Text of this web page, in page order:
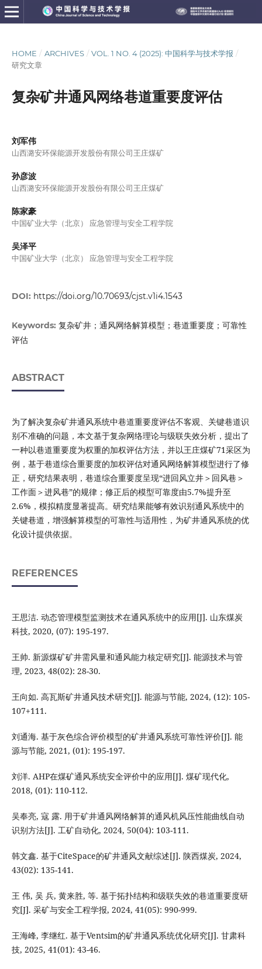
HOME / ARCHIVES / VOL. 1 NO. 4 (2025): 中国科学与技术学报 /
研究文章
复杂矿井通风网络巷道重要度评估
刘军伟
山西潞安环保能源开发股份有限公司王庄煤矿
孙彦波
山西潞安环保能源开发股份有限公司王庄煤矿
陈家豪
中国矿业大学（北京） 应急管理与安全工程学院
吴泽平
中国矿业大学（北京） 应急管理与安全工程学院
DOI: https://doi.org/10.70693/cjst.v1i4.1543
Keywords: 复杂矿井；通风网络解算模型；巷道重要度；可靠性
评估
ABSTRACT
为了解决复杂矿井通风系统中巷道重要度评估不客观、关键巷道识
别不准确的问题，本文基于复杂网络理论与级联失效分析，提出了
一种以巷道重要度为权重的加权评估方法，并以王庄煤矿71采区为
例，基于巷道综合重要度的加权评估对通风网络解算模型进行了修
正，研究结果表明，巷道综合重要度呈现“进回风立井＞回风巷＞
工作面＞进风巷”的规律；修正后的模型可靠度由5.7%提升至
2.6%，模拟精度显著提高。研究结果能够有效识别通风系统中的
关键巷道，增强解算模型的可靠性与适用性，为矿井通风系统的优
化设计提供依据。
REFERENCES
王思洁. 动态管理模型监测技术在通风系统中的应用[J]. 山东煤炭
科技, 2020, (07): 195-197.
王帅. 新源煤矿矿井需风量和通风能力核定研究[J]. 能源技术与管
理, 2023, 48(02): 28-30.
王向如. 高瓦斯矿井通风技术研究[J]. 能源与节能, 2024, (12): 105-
107+111.
刘通海. 基于灰色综合评价模型的矿井通风系统可靠性评价[J]. 能
源与节能, 2021, (01): 195-197.
刘洋. AHP在煤矿通风系统安全评价中的应用[J]. 煤矿现代化,
2018, (01): 110-112.
吴奉亮, 寇 露. 用于矿井通风网络解算的通风机风压性能曲线自动
识别方法[J]. 工矿自动化, 2024, 50(04): 103-111.
韩文鑫. 基于CiteSpace的矿井通风文献综述[J]. 陕西煤炭, 2024,
43(02): 135-141.
王 伟, 吴 兵, 黄来胜, 等. 基于拓扑结构和级联失效的巷道重要度研
究[J]. 采矿与安全工程学报, 2024, 41(05): 990-999.
王海峰, 李继红. 基于Ventsim的矿井通风系统优化研究[J]. 甘肃科
技, 2025, 41(01): 43-46.